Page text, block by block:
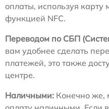
оплаты, используя
функцией NFC.
Переводом по СБП
вам удобнее сделать
платежей, это также
центре.
Наличными: Конечно же,